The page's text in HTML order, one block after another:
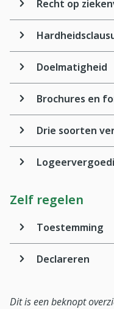
Recht op
Doelmatigheid
Brochures en
Drie soorten
Zelf regelen
Toestemming
Declareren
Dit is een beknopt